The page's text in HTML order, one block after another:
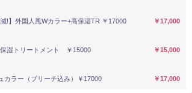
!】外国人風Wカラー+高保湿TR ￥17000 ￥17,000
保湿トリートメント ￥15000 ￥15,000
カラー（ブリーチ込み）￥17000 ￥17,000